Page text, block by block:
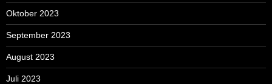
Oktober 2023
September 2023
August 2023
Juli 2023